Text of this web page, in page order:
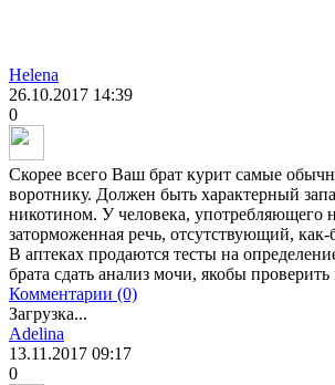
Helena
26.10.2017 14:39
0
Скорее всего Ваш брат курит самые
воротнику. Должен быть характерный
никотином. У человека, употребляющего
заторможенная речь, отсутствующий,
В аптеках продаются тесты на
брата сдать анализ мочи, якобы
Комментарии (0)
Загрузка...
Adelina
13.11.2017 09:17
0